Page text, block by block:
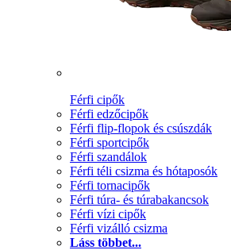
Férfi cipők
Férfi edzőcipők
Férfi flip-flopok és csúszdák
Férfi sportcipők
Férfi szandálok
Férfi téli csizma és hótaposók
Férfi tornacipők
Férfi túra- és túrabakancsok
Férfi vízi cipők
Férfi vizálló csizma
Láss többet...